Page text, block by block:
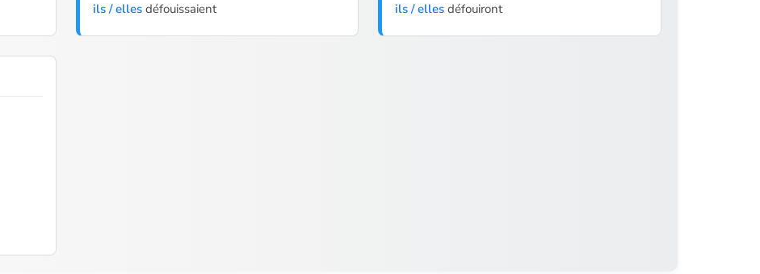
ils / ellesdéfouissaient
ils / elles défouiront